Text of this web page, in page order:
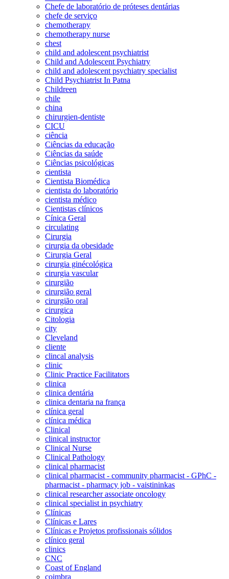
Chefe de laboratório de próteses dentárias
chefe de serviço
chemotherapy
chemotherapy nurse
chest
child and adolescent psychiatrist
Child and Adolescent Psychiatry
child and adolescent psychiatry specialist
Child Psychiatrist In Patna
Childreen
chile
china
chirurgien-dentiste
CICU
ciência
Ciências da educação
Ciências da saúde
Ciências psicológicas
cientista
Cientista Biomédica
cientista do laboratório
cientista médico
Cientistas clínicos
Cínica Geral
circulating
Cirurgia
cirurgia da obesidade
Cirurgia Geral
cirurgia ginécológica
cirurgia vascular
cirurgião
cirurgião geral
cirurgião oral
cirurgica
Citologia
city
Cleveland
cliente
clincal analysis
clinic
Clinic Practice Facilitators
clinica
clinica dentária
clinica dentaria na frança
clínica geral
clínica médica
Clinical
clinical instructor
Clinical Nurse
Clinical Pathology
clinical pharmacist
clinical pharmacist - community pharmacist - GPhC -
pharmacist - pharmacy job - vaistininkas
clinical researcher associate oncology
clinical specialist in psychiatry
Clínicas
Clínicas e Lares
Clínicas e Projetos profissionais sólidos
clínico geral
clinics
CNC
Coast of England
coimbra